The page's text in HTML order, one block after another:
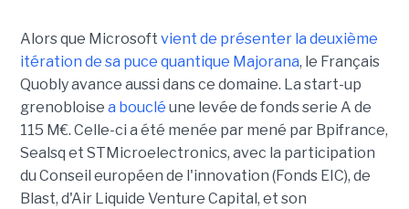
Alors que Microsoft vient de présenter la deuxième
itération de sa puce quantique Majorana, le Français
Quobly avance aussi dans ce domaine. La start-up
grenobloise a bouclé une levée de fonds serie A de
115 M€. Celle-ci a été menée par mené par Bpifrance,
Sealsq et STMicroelectronics, avec la participation
du Conseil européen de l'innovation (Fonds EIC), de
Blast, d'Air Liquide Venture Capital, et son